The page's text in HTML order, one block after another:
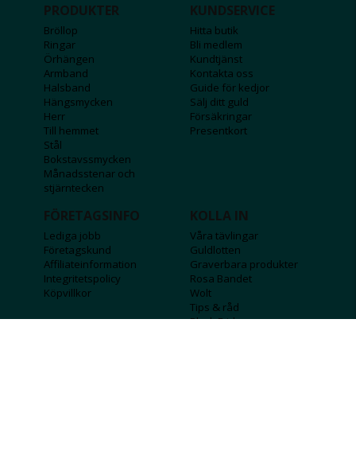
PRODUKTER
Bröllop
Ringar
Örhängen
Armband
Halsband
Hängsmycken
Herr
Till hemmet
Stål
Bokstavssmycken
Månadsstenar och
stjärntecken
KUNDSERVICE
Hitta butik
Bli medlem
Kundtjänst
Kontakta oss
Guide för kedjor
Sälj ditt guld
Försäkringar
Presentkort
FÖRETAGSINFO
Lediga jobb
Företagskund
Affiliateinformation
Integritetspolicy
Köpvillkor
KOLLA IN
Våra tävlingar
Guldlotten
Graverbara produkter
Rosa Bandet
Wolt
Tips & råd
Black Friday